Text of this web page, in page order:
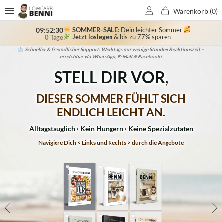
Warenkorb (0)
09:52:28
0 Tage
SOMMER-SALE: Dein leichter Sommer
Jetzt loslegen& bis zu77%sparen
Schließe dich 150.000+ Kunden an, die ihr Wunschgewicht durch unser LowCarb-
Konzept erreicht haben!
Erstklassigen Service & 10 Jahre Erfahrung – entwickelt von ausgebildeten
Ernährungsberatern & mehrfach von Experten empfohlen.
Schneller & freundlicher Support: Werktags nur wenige Stunden Reaktionszeit –
erreichbar via WhatsApp, E-Mail & Facebook!
Bekannt aus TV & Zeitung: RTL, Sat1, NTV, VOX, Kabel1, Bild der Frau, OK-Magazine,
Für Sie, Grazia, Jolie, uvm.
STELL DIR VOR,
DIESER SOMMER FÜHLT SICH
ENDLICH LEICHT AN.
Alltagstauglich · Kein Hungern · Keine Spezialzutaten
Navigiere Dich < Links und Rechts > durch die Angebote